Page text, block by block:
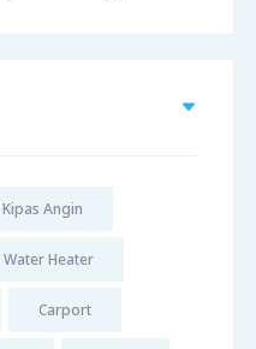
Kipas Angin
Water Heater
Carport